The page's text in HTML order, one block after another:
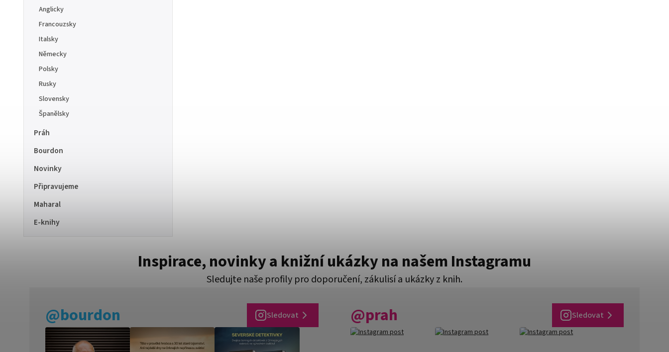
Anglicky
Francouzsky
Italsky
Německy
Polsky
Rusky
Slovensky
Španělsky
Práh
Bourdon
Novinky
Připravujeme
Maharal
E-knihy
Inspirace, novinky a knižní ukázky na našem Instagramu
Sledujte naše profily pro doporučení, zákulisí a ukázky z knih.
@bourdon Sledovat @prah Sledovat